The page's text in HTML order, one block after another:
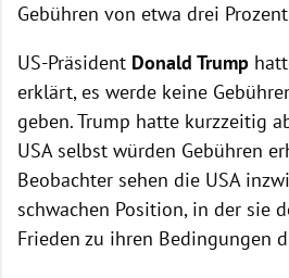
Gebühren von etwa drei
US-Präsident Donald Trump
erklärt, es werde keine
geben. Trump hatte kurzzeitig
USA selbst würden Gebühren
Beobachter sehen die USA
schwachen Position, in der sie
Frieden zu ihren Bedingungen